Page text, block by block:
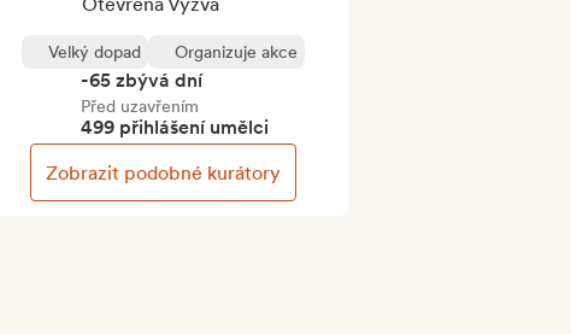
Velký dopad Organizuje akce
-65 zbývá dní
Před uzavřením
499 přihlášení umělci
Zobrazit podobné kurátory